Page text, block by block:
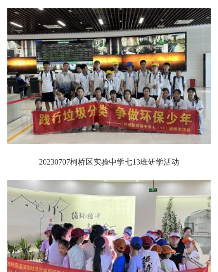
20230707柯桥区实验中学七13班研学活动